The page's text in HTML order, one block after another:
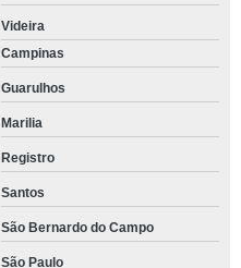
Videira
Campinas
Guarulhos
Marilia
Registro
Santos
São Bernardo do Campo
São Paulo